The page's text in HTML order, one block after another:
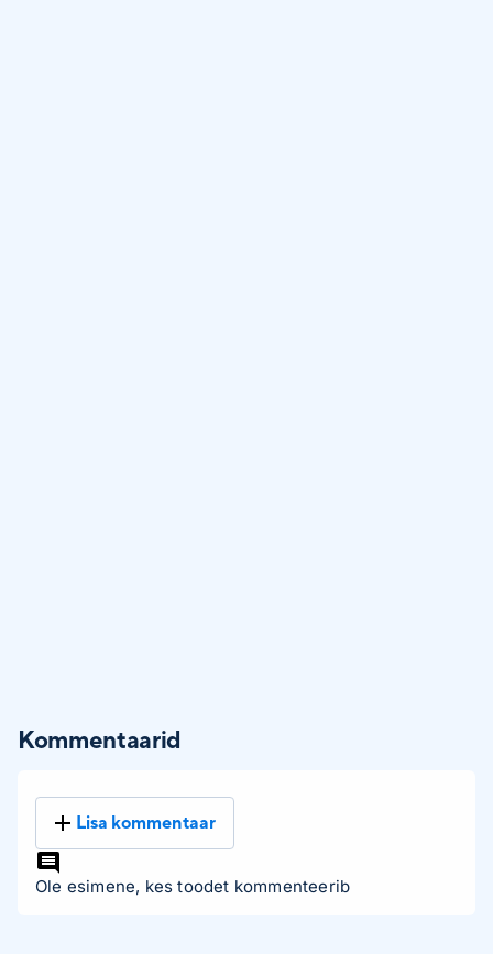
Kommentaarid
Lisa kommentaar
Ole esimene, kes toodet kommenteerib